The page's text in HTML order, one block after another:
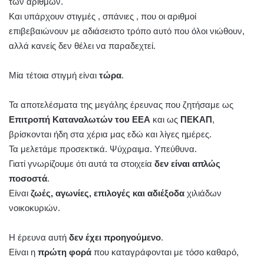
Και υπάρχουν στιγμές , σπάνιες , που οι αριθμοί
επιβεβαιώνουν με αδιάσειστο τρόπο αυτό που όλοι νιώθουν,
αλλά κανείς δεν θέλει να παραδεχτεί.
Μία τέτοια στιγμή είναι τώρα.
Τα αποτελέσματα της μεγάλης έρευνας που ζητήσαμε ως
Επιτροπή Καταναλωτών του ΕΕΑ και ως ΠΕΚΑΠ,
βρίσκονται ήδη στα χέρια μας εδώ και λίγες ημέρες.
Τα μελετάμε προσεκτικά. Ψύχραιμα. Υπεύθυνα.
Γιατί γνωρίζουμε ότι αυτά τα στοιχεία δεν είναι απλώς
ποσοστά.
Είναι ζωές, αγωνίες, επιλογές και αδιέξοδα χιλιάδων
νοικοκυριών.
Η έρευνα αυτή δεν έχει προηγούμενο.
Είναι η πρώτη φορά που καταγράφονται με τόσο καθαρό,